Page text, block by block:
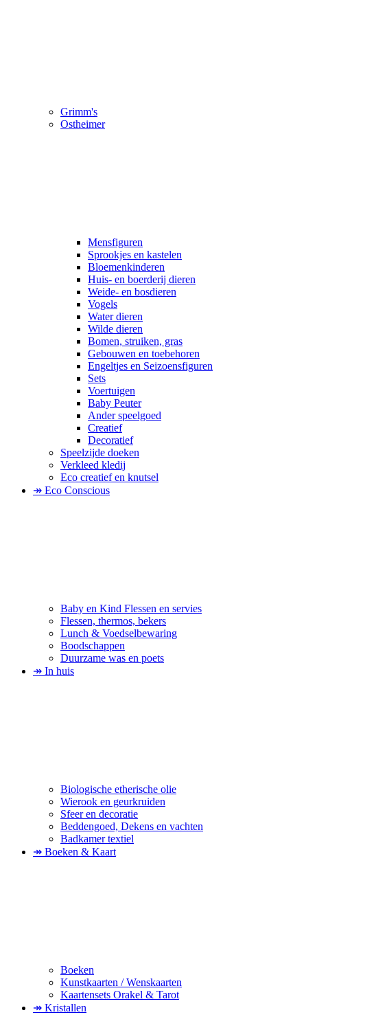
Grimm's
Ostheimer
Mensfiguren
Sprookjes en kastelen
Bloemenkinderen
Huis- en boerderij dieren
Weide- en bosdieren
Vogels
Water dieren
Wilde dieren
Bomen, struiken, gras
Gebouwen en toebehoren
Engeltjes en Seizoensfiguren
Sets
Voertuigen
Baby Peuter
Ander speelgoed
Creatief
Decoratief
Speelzijde doeken
Verkleed kledij
Eco creatief en knutsel
↠ Eco Conscious
Baby en Kind Flessen en servies
Flessen, thermos, bekers
Lunch & Voedselbewaring
Boodschappen
Duurzame was en poets
↠ In huis
Biologische etherische olie
Wierook en geurkruiden
Sfeer en decoratie
Beddengoed, Dekens en vachten
Badkamer textiel
↠ Boeken & Kaart
Boeken
Kunstkaarten / Wenskaarten
Kaartensets Orakel & Tarot
↠ Kristallen